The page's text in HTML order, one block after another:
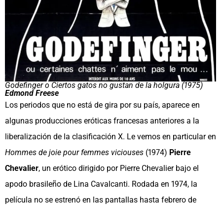
Godefinger o Ciertos gatos no gustan de la holgura (1975)
Edmond Freese
Los periodos que no está de gira por su país, aparece en
algunas producciones eróticas francesas anteriores a la
liberalización de la clasificación X. Le vemos en particular en
Hommes de joie pour femmes viciouses (1974) Pierre
Chevalier, un erótico dirigido por Pierre Chevalier bajo el
apodo brasileño de Lina Cavalcanti. Rodada en 1974, la
película no se estrenó en las pantallas hasta febrero de